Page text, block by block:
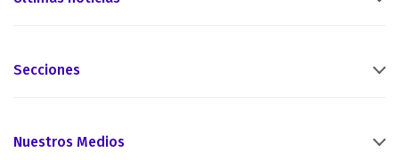
Secciones
Nuestros Medios